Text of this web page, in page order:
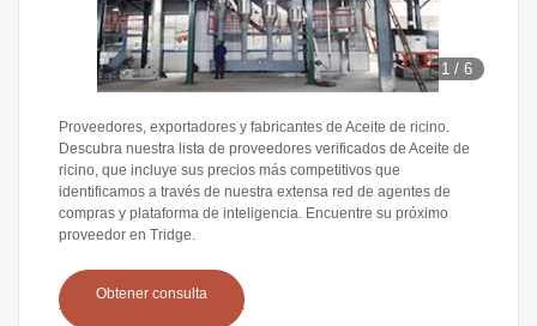
1 /6
Proveedores, exportadores y fabricantes de Aceite de ricino.
Descubra nuestra lista de proveedores verificados de Aceite de
ricino, que incluye sus precios más competitivos que
identificamos a través de nuestra extensa red de agentes de
compras y plataforma de inteligencia. Encuentre su próximo
proveedor en Tridge.
Obtener consulta